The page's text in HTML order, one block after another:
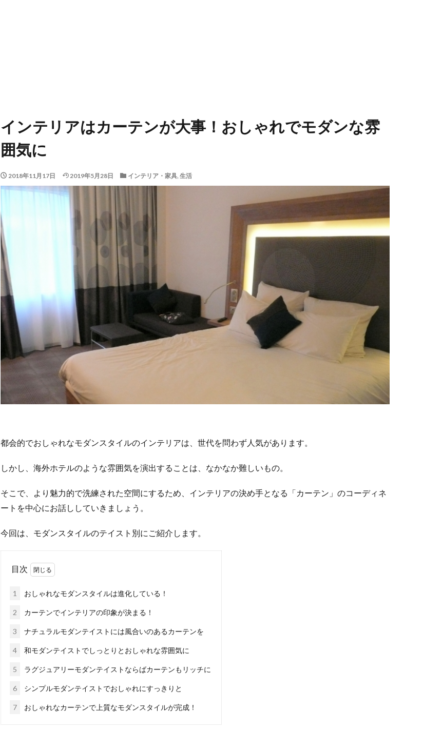
インテリアはカーテンが大事！おしゃれでモダンな雰
囲気に
2018年11月17日 2019年5月28日 インテリア・家具, 生活
都会的でおしゃれなモダンスタイルのインテリアは、世代を問わず人気があります。
しかし、海外ホテルのような雰囲気を演出することは、なかなか難しいもの。
そこで、より魅力的で洗練された空間にするため、インテリアの決め手となる「カーテン」のコーディネ
ートを中心にお話ししていきましょう。
今回は、モダンスタイルのテイスト別にご紹介します。
目次
1 おしゃれなモダンスタイルは進化している！
2 カーテンでインテリアの印象が決まる！
3 ナチュラルモダンテイストには風合いのあるカーテンを
4 和モダンテイストでしっとりとおしゃれな雰囲気に
5 ラグジュアリーモダンテイストならばカーテンもリッチに
6 シンプルモダンテイストでおしゃれにすっきりと
7 おしゃれなカーテンで上質なモダンスタイルが完成！